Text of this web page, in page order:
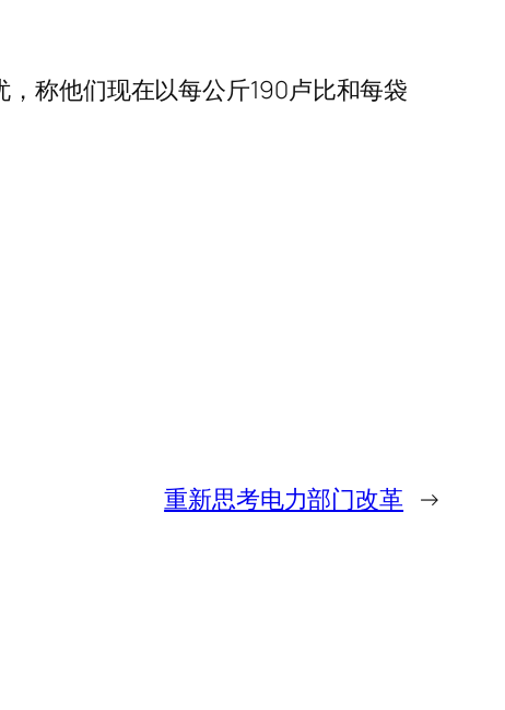
称他们现在以每公斤190卢比和每袋
重新思考电力部门改革 →